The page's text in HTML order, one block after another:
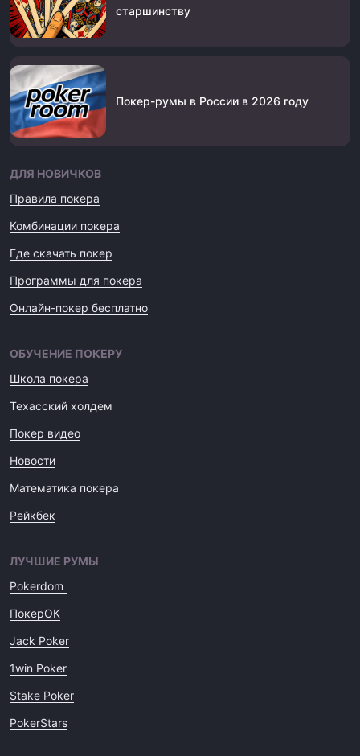
старшинству
Покер-румы в России в 2026 году
ДЛЯ НОВИЧКОВ
Правила покера
Комбинации покера
Где скачать покер
Программы для покера
Онлайн-покер бесплатно
ОБУЧЕНИЕ ПОКЕРУ
Школа покера
Техасский холдем
Покер видео
Новости
Математика покера
Рейкбек
ЛУЧШИЕ РУМЫ
Pokerdom
ПокерОК
Jack Poker
1win Poker
Stake Poker
PokerStars